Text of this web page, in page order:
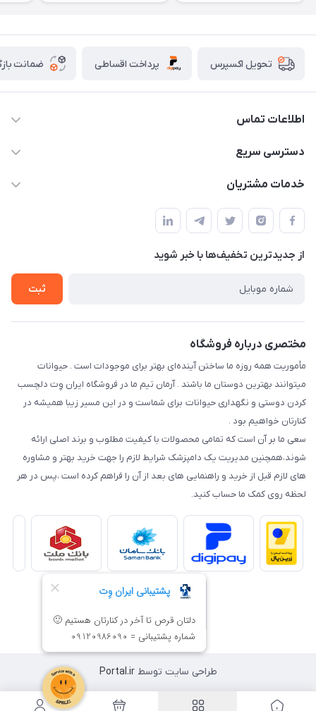
تحویل اکسپرس پرداخت اقساطی ضمانت
اطلاعات تماس
07154503736-09120986090
دسترسی سریع
حساب کاربری
درباره ما
تماس با ما
خدمات مشتریان
قوانین و مقررات
حفظ حریم شخصی
سوالات متداول
شرایط ارسال رایگان
از جدید‌ترین تخفیف‌ها با‌ خبر شوید
ثبت
مختصری درباره فروشگاه
مأموریت همه روزه ما ساختن آینده‌ای بهتر برای موجودات است . حیوانات
میتوانند بهترین دوستان ما باشند . آرمان تیم ما در فروشگاه ایران وِت دلچسب
کردن دوستی و نگهداری حیوانات برای شماست و در این مسیر زیبا همیشه در
کنارتان خواهیم بود .
سعی ما بر آن است که تمامی محصولات با کیفیت مطلوب و برند اصلی ارائه
شوند،همچنین مدیریت یک دامپزشک شرایط لازم را جهت خرید بهتر و مشاوره
های لازم قبل از خرید و راهنمایی های بعد از آن را فراهم کرده است ،پس در هر
لحظه روی کمک ما حساب کنید.
طراحی سایت توسطPortal.ir